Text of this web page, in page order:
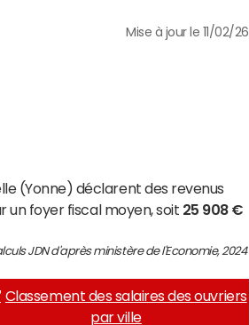
Mise à jour le 11/02/26
(Yonne) déclarent des revenus
un foyer fiscal moyen, soit 25 908 €
JDN d'après ministère de l'Economie, 2024
Classement des salaires des ouvriers
par ville